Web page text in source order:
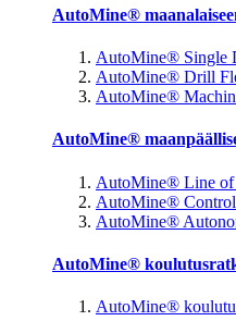
AutoMine®
AutoMine® Single
AutoMine® Drill
AutoMine®
AutoMine®
AutoMine® Line of
AutoMine®
AutoMine®
AutoMine®
AutoMine®